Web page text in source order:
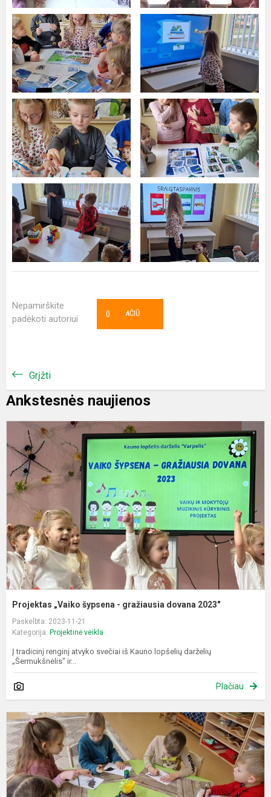
Nepamirškite
padėkoti autoriui
AČIŪ
0
Grįžti
Ankstesnės naujienos
Projektas „Vaiko šypsena - gražiausia dovana 2023"
Paskelbta: 2023-11-21
Kategorija: Projektinė veikla
Į tradicinį renginį atvyko svečiai iš Kauno lopšelių darželių
„Šermukšnėlis" ir...
Plačiau